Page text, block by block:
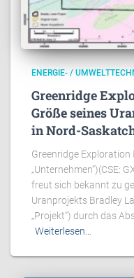
ENERGIE- /
Greenridge
Größe seines
in Nord-
Greenridge Exploration
„Unternehmen“)(CSE:
freut sich bekannt zu
Uranprojekts Bradley
„Projekt“) durch das
Weiterlesen…